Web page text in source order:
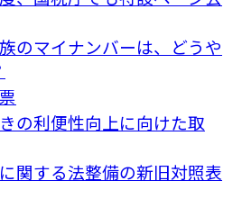
のマイナンバーは、どうや
の利便性向上に向けた取
関する法整備の新旧対照表